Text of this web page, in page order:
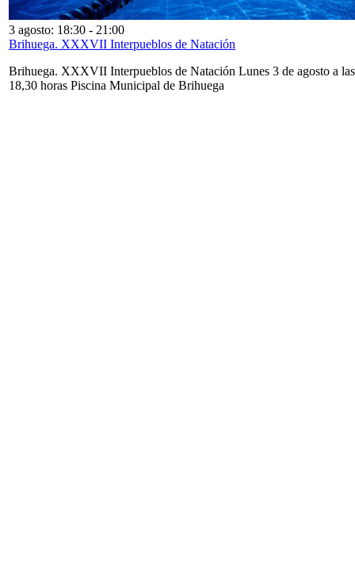
3 agosto: 18:30 - 21:00
Brihuega. XXXVII Interpueblos de Natación
Brihuega. XXXVII Interpueblos de Natación Lunes 3 de agosto a las
18,30 horas Piscina Municipal de Brihuega